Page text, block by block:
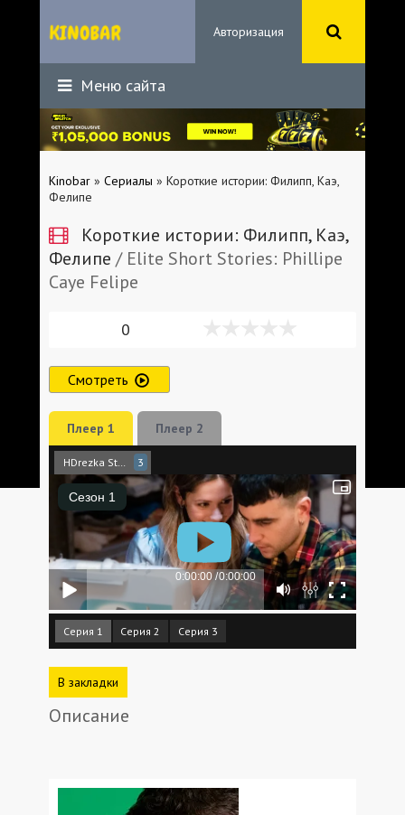
Авторизация
Меню сайта
Kinobar » Сериалы » Короткие истории: Филипп, Каэ,
Фелипе
Короткие истории: Филипп, Каэ,
Фелипе / Elite Short Stories: Phillipe
Caye Felipe
0
Смотреть
Плеер 1 Плеер 2
3
Серия 1 Серия 2 Серия 3
В закладки
Описание